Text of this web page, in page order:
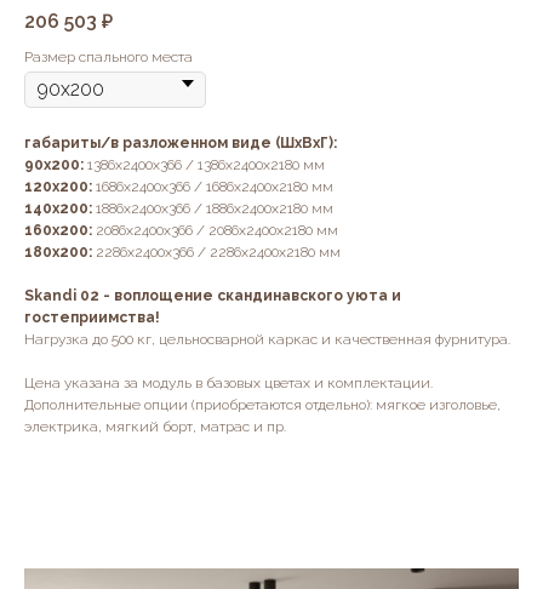
206 503 ₽
Размер спального места
габариты/в разложенном виде (ШхВхГ):
90х200: 1386х2400х366 / 1386х2400х2180 мм
120х200: 1686х2400х366 / 1686х2400х2180 мм
140х200: 1886х2400х366 / 1886х2400х2180 мм
160х200: 2086х2400х366 / 2086х2400х2180 мм
180х200: 2286х2400х366 / 2286х2400х2180 мм
Skandi 02 - воплощение скандинавского уюта и
гостеприимства!
Нагрузка до 500 кг, цельносварной каркас и качественная фурнитура.
Цена указана за модуль в базовых цветах и комплектации.
Дополнительные опции (приобретаются отдельно): мягкое изголовье,
электрика, мягкий борт, матрас и пр.